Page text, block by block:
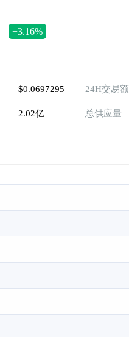
+3.16%
$0.0697295 24H交易额
2.02亿 总供应量